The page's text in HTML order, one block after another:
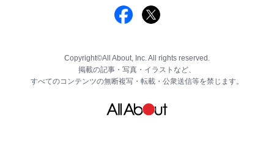
Copyright©All About, Inc. All rights reserved.
掲載の記事・写真・イラストなど、
すべてのコンテンツの無断複写・転載・公衆送信等を禁じます。